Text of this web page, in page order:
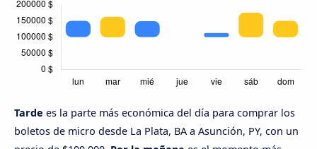
Tarde es la parte más económica del día para comprar los
boletos de micro desde La Plata, BA a Asunción, PY, con un